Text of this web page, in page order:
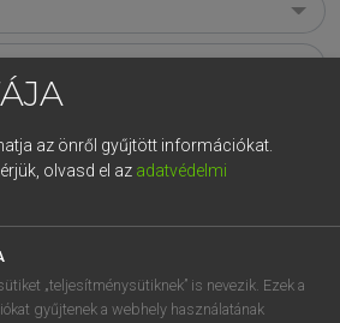
sorrowful
az önről gyűjtött információkat.
olvasd el az adatvédelmi
„teljesítménysütiknek” is nevezik. Ezek a
gyűjtenek a webhely használatának
9 ö ü ó
, . - AltGr